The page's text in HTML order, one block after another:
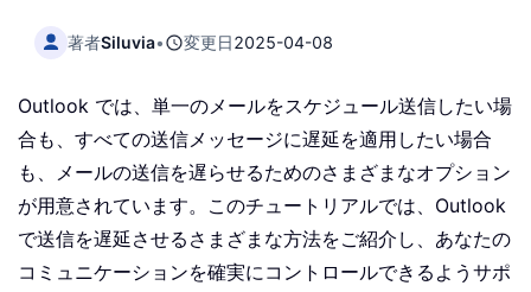
著者Siluvia• 変更日2025-04-08
Outlook では、単一のメールをスケジュール送信したい場
合も、すべての送信メッセージに遅延を適用したい場合
も、メールの送信を遅らせるためのさまざまなオプション
が用意されています。このチュートリアルでは、Outlook
で送信を遅延させるさまざまな方法をご紹介し、あなたの
コミュニケーションを確実にコントロールできるようサポ